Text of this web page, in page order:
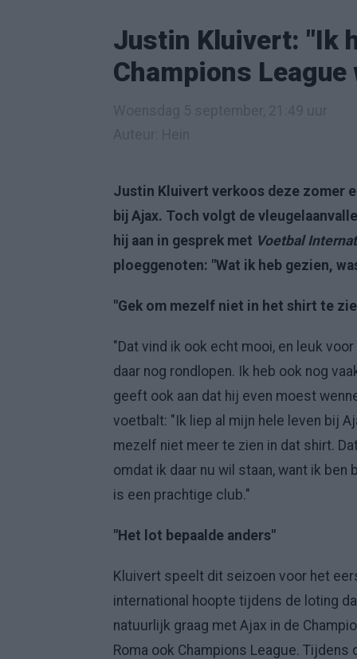
Justin Kluivert: "Ik
Champions
Justin Kluivert verkoos deze zomer
bij Ajax. Toch volgt de
hij aan in gesprek met Voetbal
ploeggenoten: "Wat ik heb gezien,
"Gek om mezelf niet in het shirt te
"Dat vind ik ook echt mooi, en leuk
daar nog rondlopen. Ik heb ook nog
geeft ook aan dat hij even moest
voetbalt: "Ik liep al mijn hele leven bij
mezelf niet meer te zien in dat shirt.
omdat ik daar nu wil staan, want ik ben
is een prachtige club."
"Het lot bepaalde anders"
Kluivert speelt dit seizoen voor het
international hoopte tijdens de loting
natuurlijk graag met Ajax in de
Roma ook Champions League.